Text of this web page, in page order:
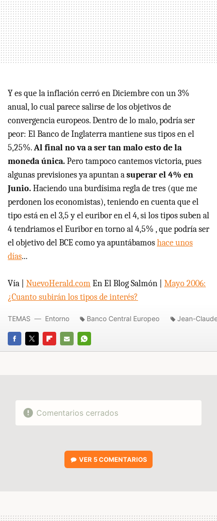
Y es que la inflación cerró en Diciembre con un 3%
anual, lo cual parece salirse de los objetivos de
convergencia europeos. Dentro de lo malo, podría ser
peor: El Banco de Inglaterra mantiene sus tipos en el
5,25%.Al final no va a ser tan malo esto de la
moneda única.Pero tampoco cantemos victoria, pues
algunas previsiones ya apuntan asuperar el 4% en
Junio.Haciendo una burdísima regla de tres (que me
perdonen los economistas), teniendo en cuenta que el
tipo está en el 3,5 y el euribor en el 4, si los tipos suben al
4 tendriamos el Euribor en torno al 4,5% , que podría ser
el objetivo del BCE como ya apuntábamoshace unos
días...
Vía | NuevoHerald.comEn El Blog Salmón | Mayo 2006:
¿Cuanto subirán los tipos de interés?
FACEBOOK
TWITTERFLIPBOARD
E-
WHATSAPP
TEMAS Entorno Banco Central Europeo Jean-
Comentarios cerrados
VER 5 COMENTARIOS